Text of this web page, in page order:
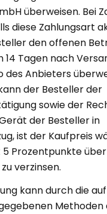
überweisen. Bei
diese Zahlungsart
den offenen
14 Tagen nach
des Anbieters
der Besteller der
sowie der
der Besteller in
ist der Kaufpreis
5 Prozentpunkte
verzinsen.
kann durch die
Methoden